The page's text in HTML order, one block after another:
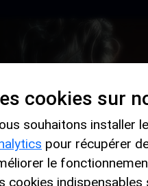
cookies sur
souhaitons installer
pour récupérer
le
cookies indispensables